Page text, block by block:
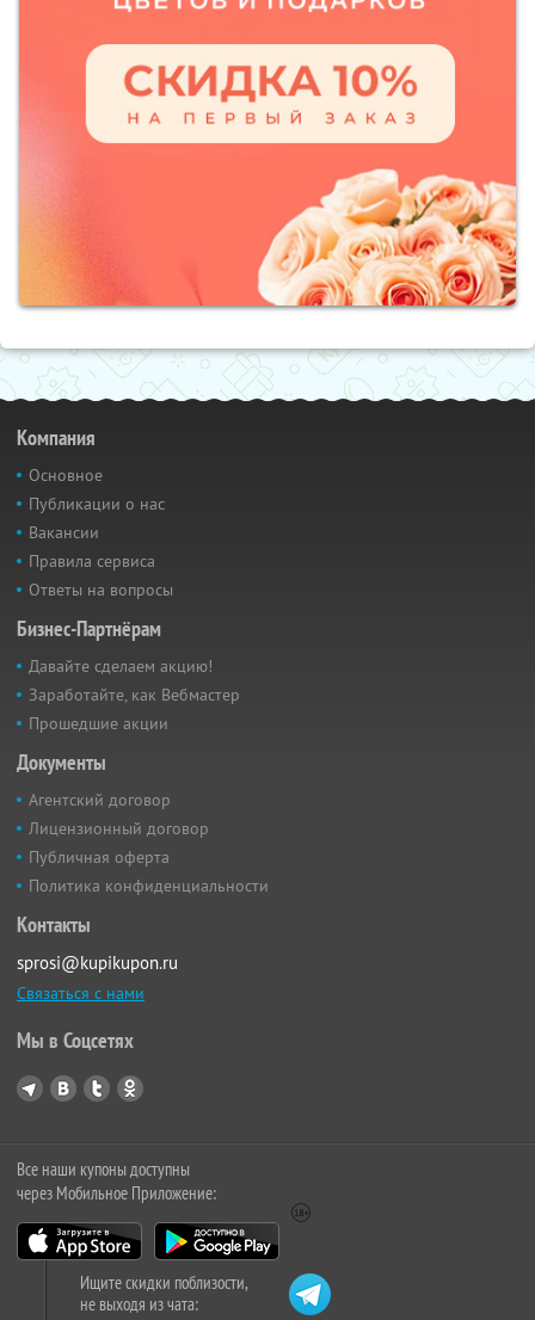
Компания
Основное
Публикации о нас
Вакансии
Правила сервиса
Ответы на вопросы
Бизнес-Партнёрам
Давайте сделаем акцию!
Заработайте, как Вебмастер
Прошедшие акции
Документы
Агентский договор
Лицензионный договор
Публичная оферта
Политика конфиденциальности
Контакты
sprosi@kupikupon.ru
Связаться с нами
Мы в Соцсетях
Все наши купоны доступны
через Мобильное Приложение:
Ищите скидки поблизости,
не выходя из чата: